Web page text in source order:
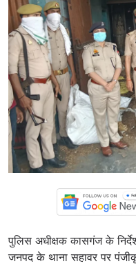
पुलिस अधीक्षक कासगंज के
जनपद के थाना सहावर पर